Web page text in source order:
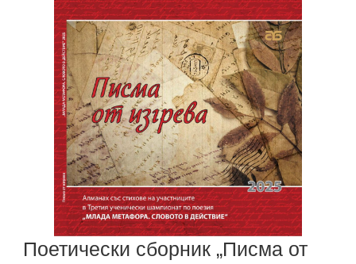
Поетически сборник „Писма от